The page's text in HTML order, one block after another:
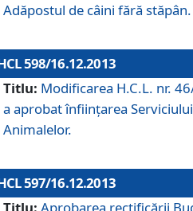
Adăpostul de câini fără stăpân.
598/16.12.2013
Titlu: Modificarea H.C.L. nr.
a aprobat înfiinţarea
Animalelor.
597/16.12.2013